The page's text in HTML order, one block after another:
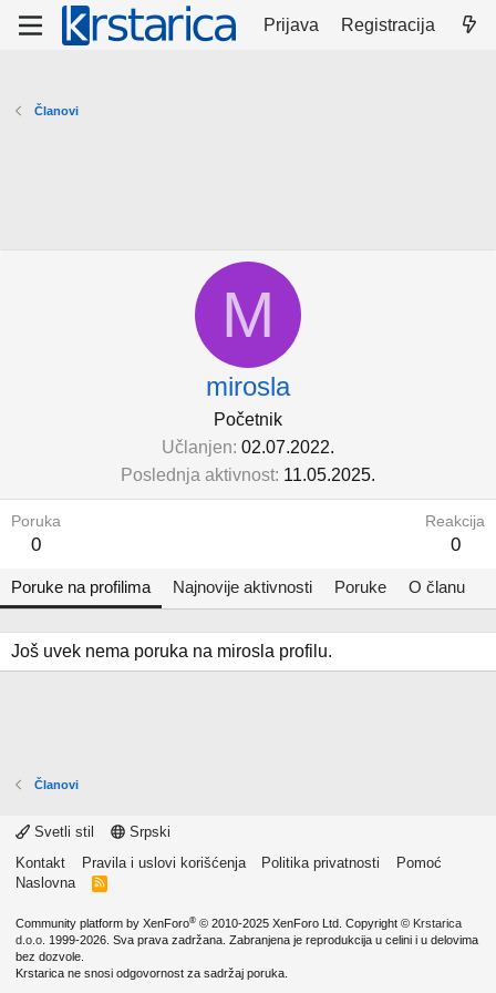
Prijava Registracija
Članovi
M
mirosla
Početnik
Učlanjen 02.07.2022.
Poslednja aktivnost 11.05.2025.
Poruka
0
Reakcija
0
Poruke na profilima Najnovije aktivnosti Poruke O članu
Još uvek nema poruka na mirosla profilu.
Članovi
Svetli stil
Srpski
Kontakt
Pravila i uslovi korišćenja Politika privatnosti
Pomoć
Naslovna
R
Community platform by XenForo® © 2010-2025 XenForo Ltd. Copyright © Krstarica
d.o.o. 1999-2026. Sva prava zadržana. Zabranjena je reprodukcija u celini i u delovima
bez dozvole.
Krstarica ne snosi odgovornost za sadržaj poruka.